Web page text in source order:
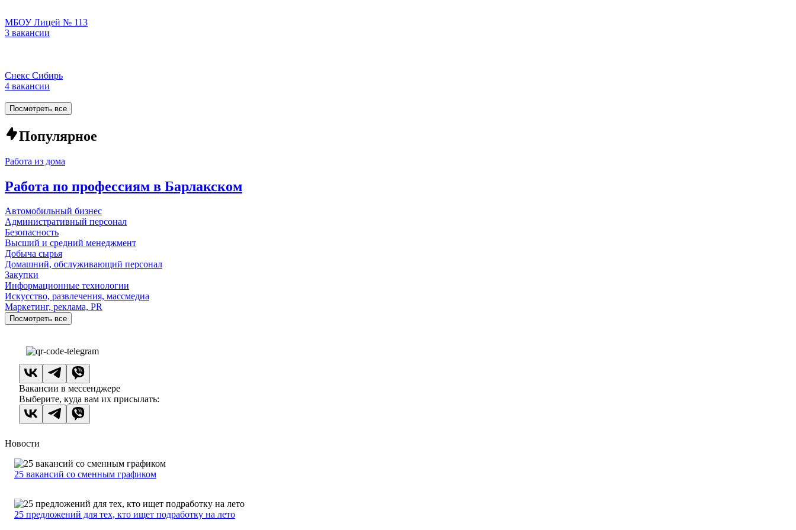
МБОУ Лицей № 113
3 вакансии
Снекс Сибирь
4 вакансии
Посмотреть все
Популярное
Работа из дома
Работа по профессиям в Барлакском
Автомобильный бизнес
Административный персонал
Безопасность
Высший и средний менеджмент
Добыча сырья
Домашний, обслуживающий персонал
Закупки
Информационные технологии
Искусство, развлечения, массмедиа
Маркетинг, реклама, PR
Посмотреть все
Вакансии в мессенджере
Выберите, куда вам их присылать:
Новости
25 вакансий со сменным графиком
25 предложений для тех, кто ищет подработку на лето